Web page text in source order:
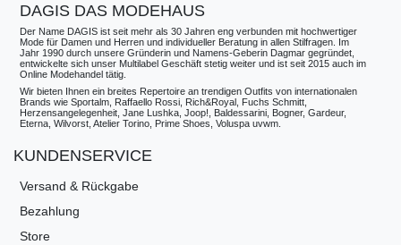
DAGIS DAS MODEHAUS
Der Name DAGIS ist seit mehr als 30 Jahren eng verbunden mit hochwertiger
Mode für Damen und Herren und individueller Beratung in allen Stilfragen. Im
Jahr 1990 durch unsere Gründerin und Namens-Geberin Dagmar gegründet,
entwickelte sich unser Multilabel Geschäft stetig weiter und ist seit 2015 auch im
Online Modehandel tätig.
Wir bieten Ihnen ein breites Repertoire an trendigen Outfits von internationalen
Brands wie Sportalm, Raffaello Rossi, Rich&Royal, Fuchs Schmitt,
Herzensangelegenheit, Jane Lushka, Joop!, Baldessarini, Bogner, Gardeur,
Eterna, Wilvorst, Atelier Torino, Prime Shoes, Voluspa uvwm.
KUNDENSERVICE
Versand & Rückgabe
Bezahlung
Store